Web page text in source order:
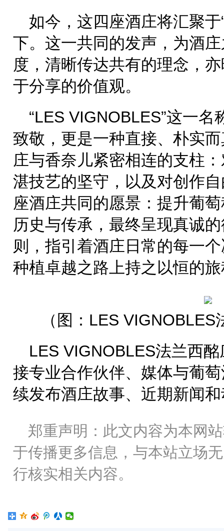
如今，这四座酒庄将汇聚于
下。这一共同的发声，为酒
度，清晰传达共有的理念，
于分享的价值观。
“LES VIGNOBLES”这一
致敬，更是一种直接、朴实
庄与香奈儿紧密相连的支柱
湛技艺的坚守，以及对创作
座酒庄共同的愿景：提升葡
历史与传承，最终呈现真诚
则，指引着酒庄日常的每一
种植卓越之路上持之以恒的
（图：LES
LES VIGNOBLES法兰西
接专业合作伙伴、媒体与葡
续发布酒庄故事、近期新闻
郑重声明：此文内容为本网
于传播更多信息，与本站立场
行核实相关内容。